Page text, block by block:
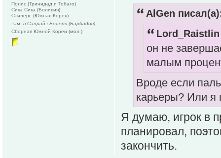
AlGen
он не
малым
Вроде если
карьеры? Или я
Я думаю, игрок в
планировал,
закончить.
Полис (Тринидад и Тобаго)
Сика Сика (Боливия)
Стилерс (Южная Корея)
зам. в Санрайз Болерс (Барбадос)
Сборная Южной Кореи (мол.)